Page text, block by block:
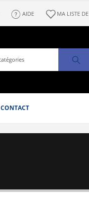
AIDE MA LISTE
CONTACT